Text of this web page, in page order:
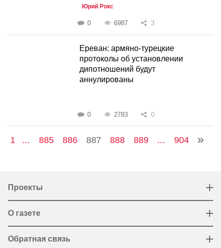
Юрий Рокс
0 6987 3
Ереван: армяно-турецкие
протоколы об установлении
дипотношений будут
аннулированы
0 2783 0
1 ... 885 886 887 888 889 ... 904
Проекты
О газете
Обратная связь